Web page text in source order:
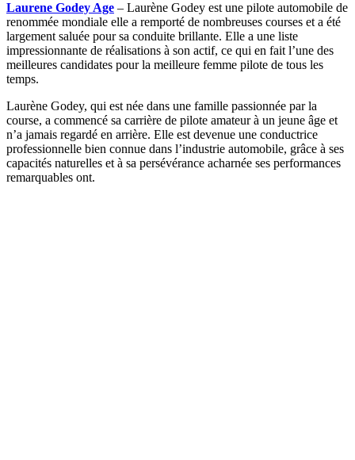
Laurene Godey Age – Laurène Godey est une pilote automobile de
renommée mondiale elle a remporté de nombreuses courses et a été
largement saluée pour sa conduite brillante. Elle a une liste
impressionnante de réalisations à son actif, ce qui en fait l’une des
meilleures candidates pour la meilleure femme pilote de tous les
temps.
Laurène Godey, qui est née dans une famille passionnée par la
course, a commencé sa carrière de pilote amateur à un jeune âge et
n’a jamais regardé en arrière. Elle est devenue une conductrice
professionnelle bien connue dans l’industrie automobile, grâce à ses
capacités naturelles et à sa persévérance acharnée ses performances
remarquables ont.